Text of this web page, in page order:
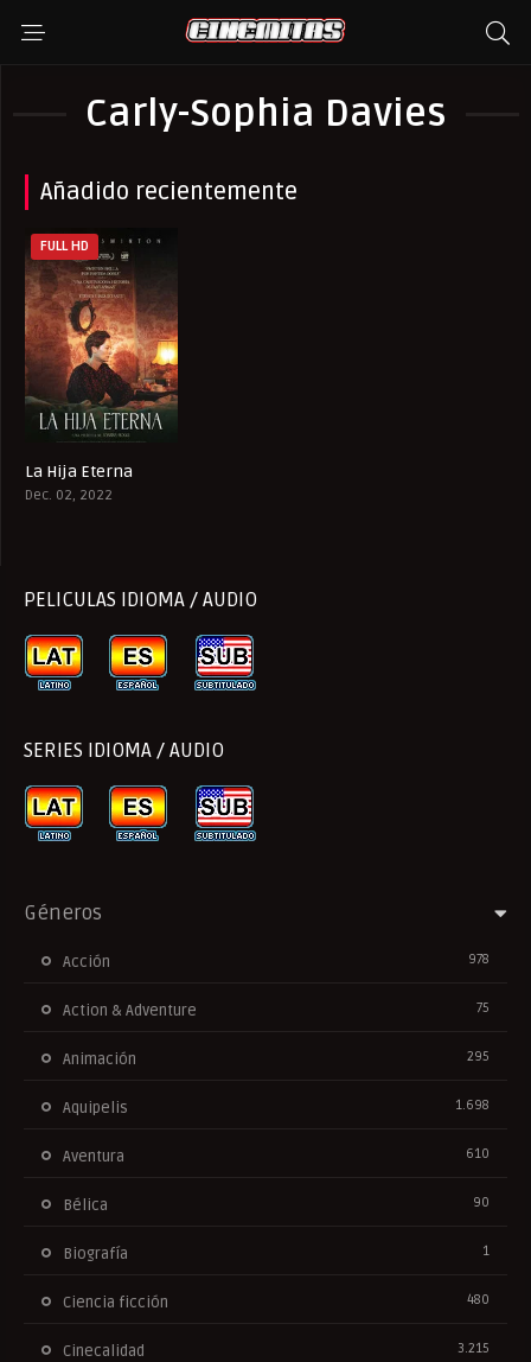
Carly-Sophia Davies
Añadido recientemente
FULL HD
La Hija Eterna
Dec. 02, 2022
PELICULAS IDIOMA / AUDIO
SERIES IDIOMA / AUDIO
Géneros
Acción 978
Action & Adventure 75
Animación 295
Aquipelis 1.698
Aventura 610
Bélica 90
Biografía 1
Ciencia ficción 480
Cinecalidad 3.215